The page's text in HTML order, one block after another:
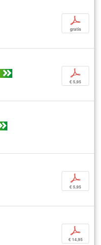
p
gratis
p
€ 5,95
p
€ 5,95
p
€ 14,95